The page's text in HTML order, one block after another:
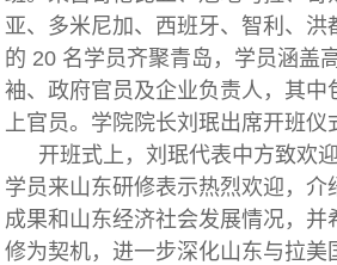
亚、多米尼加、西班牙、智利、洪
的 20 名学员齐聚青岛，学员涵盖
袖、政府官员及企业负责人，其中
上官员。学院院长刘珉出席开班仪
开班式上，刘珉代表中方致欢
学员来山东研修表示热烈欢迎，介
成果和山东经济社会发展情况，并
修为契机，进一步深化山东与拉美